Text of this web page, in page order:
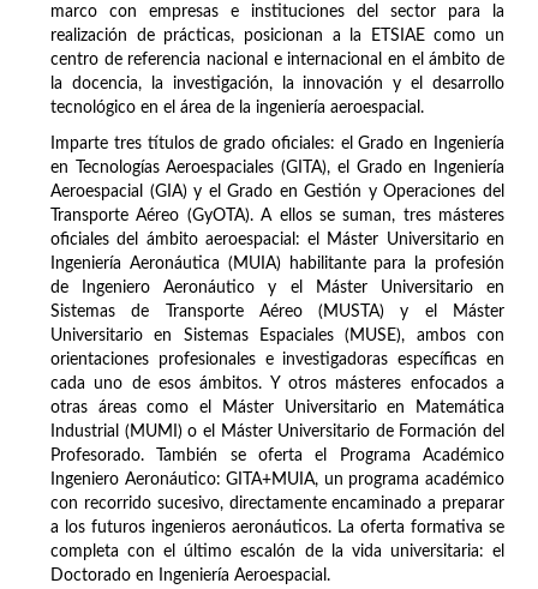
marco con empresas e instituciones del sector para la
realización de prácticas, posicionan a la ETSIAE como un
centro de referencia nacional e internacional en el ámbito de
la docencia, la investigación, la innovación y el desarrollo
tecnológico en el área de la ingeniería aeroespacial.
Imparte tres títulos de grado oficiales: el Grado en Ingeniería
en Tecnologías Aeroespaciales (GITA), el Grado en Ingeniería
Aeroespacial (GIA) y el Grado en Gestión y Operaciones del
Transporte Aéreo (GyOTA). A ellos se suman, tres másteres
oficiales del ámbito aeroespacial: el Máster Universitario en
Ingeniería Aeronáutica (MUIA) habilitante para la profesión
de Ingeniero Aeronáutico y el Máster Universitario en
Sistemas de Transporte Aéreo (MUSTA) y el Máster
Universitario en Sistemas Espaciales (MUSE), ambos con
orientaciones profesionales e investigadoras específicas en
cada uno de esos ámbitos. Y otros másteres enfocados a
otras áreas como el Máster Universitario en Matemática
Industrial (MUMI) o el Máster Universitario de Formación del
Profesorado. También se oferta el Programa Académico
Ingeniero Aeronáutico: GITA+MUIA, un programa académico
con recorrido sucesivo, directamente encaminado a preparar
a los futuros ingenieros aeronáuticos. La oferta formativa se
completa con el último escalón de la vida universitaria: el
Doctorado en Ingeniería Aeroespacial.